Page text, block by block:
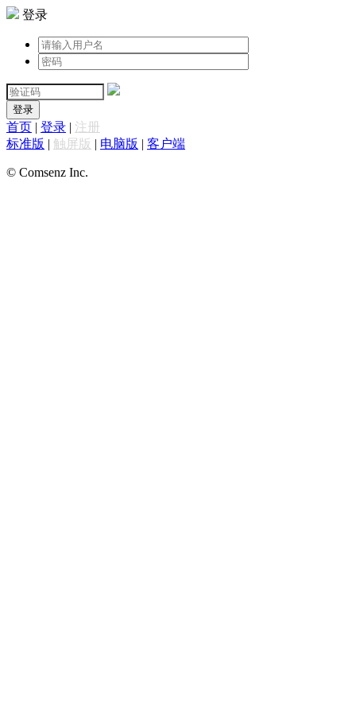
登录
登录
首页 | 登录 | 注册
标准版 | 触屏版 | 电脑版 | 客户端
© Comsenz Inc.